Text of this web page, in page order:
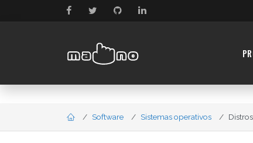
Software Sistemas operativos